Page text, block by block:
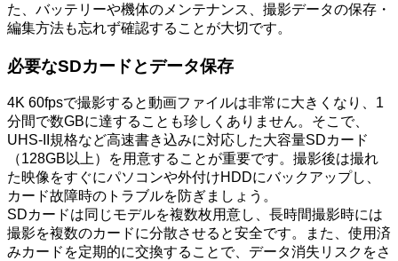
た、バッテリーや機体のメンテナンス、撮影データの保存・
編集方法も忘れず確認することが大切です。
必要なSDカードとデータ保存
4K 60fpsで撮影すると動画ファイルは非常に大きくなり、1
分間で数GBに達することも珍しくありません。そこで、
UHS-II規格など高速書き込みに対応した大容量SDカード
（128GB以上）を用意することが重要です。撮影後は撮れ
た映像をすぐにパソコンや外付けHDDにバックアップし、
カード故障時のトラブルを防ぎましょう。
SDカードは同じモデルを複数枚用意し、長時間撮影時には
撮影を複数のカードに分散させると安全です。また、使用済
みカードを定期的に交換することで、データ消失リスクをさ